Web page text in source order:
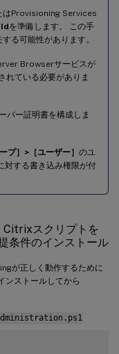
はProvisioning Services
を準備します。 この手
る可能性があります。
Browserサービスが
れている必要がありま
バー証明書を構成しま
プ］>［ユーザー］ のユ
対する書き込み権限が付
Citrixスクリプトを
条件のインストール
が正しく動作するために
ンストールしてから